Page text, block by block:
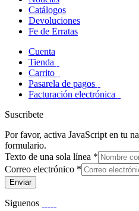
Catálogos
Devoluciones
Fe de Erratas
Cuenta
Tienda
Carrito
Pasarela de pagos
Facturación electrónica
Suscribete
Por favor, activa JavaScript en tu
formulario.
Texto de una sola línea *
Correo electrónico *
Enviar
Siguenos